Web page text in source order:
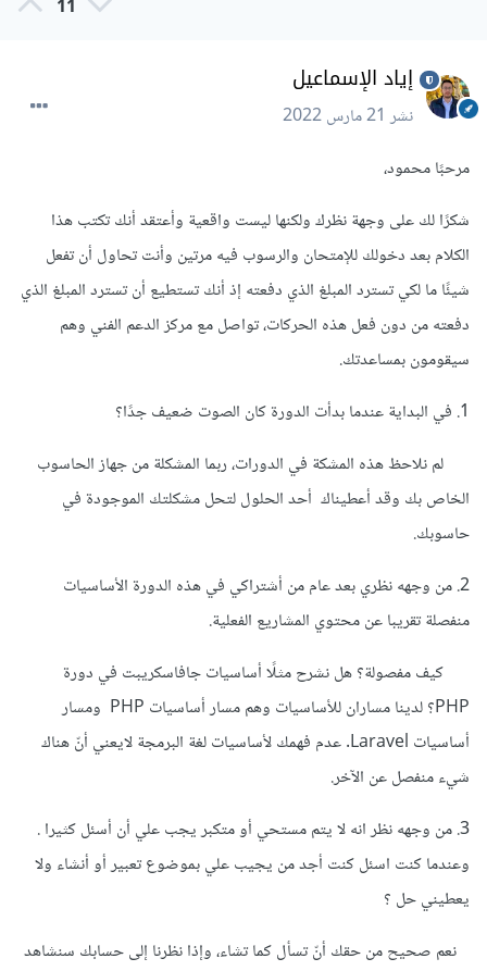
11
إياد الإسماعيل
نشر21 مارس 2022
مرحبًا محمود،
شكرًا لك على وجهة نظرك ولكنها ليست واقعية وأعتقد أنك تكتب هذا
الكلام بعد دخولك للإمتحان والرسوب فيه مرتين وأنت تحاول أن تفعل
شيئًا ما لكي تسترد المبلغ الذي دفعته إذ أنك تستطيع أن تسترد المبلغ الذي
دفعته من دون فعل هذه الحركات، تواصل مع مركز الدعم الفني وهم
سيقومون بمساعدتك.
1. في البداية عندما بدأت الدورة كان الصوت ضعيف جدًا؟
لم نلاحظ هذه المشكة في الدورات، ربما المشكلة من جهاز الحاسوب
الخاص بك وقد أعطيناك أحد الحلول لتحل مشكلتك الموجودة في
حاسوبك.
2. من وجهه نظري بعد عام من أشتراكي في هذه الدورة الأساسيات
منفصلة تقريبا عن محتوي المشاريع الفعلية.
كيف مفصولة؟ هل نشرح مثلًا أساسيات جافاسكريبت في دورة
PHP؟ لدينا مساران للأساسيات وهم مسار أساسيات PHP ومسار
أساسيات Laravel. عدم فهمك لأساسيات لغة البرمجة لايعني أنّ هناك
شيء منفصل عن الآخر.
3. من وجهه نظر انه لا يتم مستحي أو متكبر يجب علي أن أسئل كثيرا .
وعندما كنت اسئل كنت أجد من يجيب علي بموضوع تعبير أو أنشاء ولا
يعطيني حل ؟
نعم صحيح من حقك أنّ تسأل كما تشاء، وإذا نظرنا إلى حسابك سنشاهد